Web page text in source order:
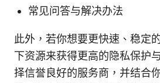
常见问答与解决办法
此外，若你想要更快速、稳定
下资源来获得更高的隐私保护
择信誉良好的服务商，并结合